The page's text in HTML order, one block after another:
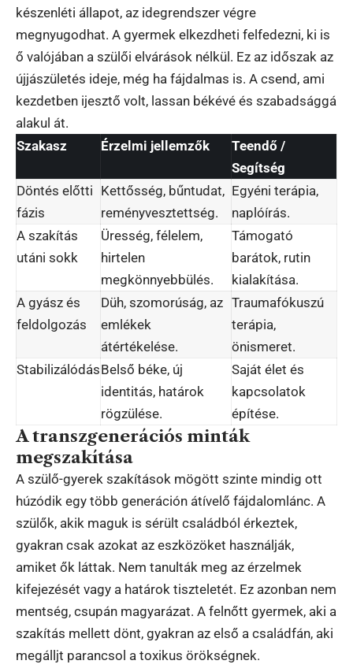
készenléti állapot, az idegrendszer végre
megnyugodhat. A gyermek elkezdheti felfedezni, ki is
ő valójában a szülői elvárások nélkül. Ez az időszak az
újjászületés ideje, még ha fájdalmas is. A csend, ami
kezdetben ijesztő volt, lassan békévé és szabadsággá
alakul át.
Szakasz
Érzelmi jellemzők
Teendő /
Segítség
Döntés előtti
fázis
Kettősség, bűntudat,
reményvesztettség.
Egyéni terápia,
naplóírás.
A szakítás
utáni sokk
Üresség, félelem,
hirtelen
megkönnyebbülés.
Támogató
barátok, rutin
kialakítása.
A gyász és
feldolgozás
Düh, szomorúság, az
emlékek
átértékelése.
Traumafókuszú
terápia,
önismeret.
StabilizálódásBelső béke, új
identitás, határok
rögzülése.
Saját élet és
kapcsolatok
építése.
A transzgenerációs minták
megszakítása
A szülő-gyerek szakítások mögött szinte mindig ott
húzódik egy több generáción átívelő fájdalomlánc. A
szülők, akik maguk is sérült családból érkeztek,
gyakran csak azokat az eszközöket használják,
amiket ők láttak. Nem tanulták meg az érzelmek
kifejezését vagy a határok tiszteletét. Ez azonban nem
mentség, csupán magyarázat. A felnőtt gyermek, aki a
szakítás mellett dönt, gyakran az első a családfán, aki
megálljt parancsol a toxikus örökségnek.